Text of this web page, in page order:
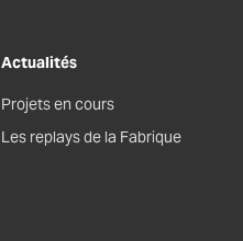
Actualités
Projets en cours
Les replays de la Fabrique